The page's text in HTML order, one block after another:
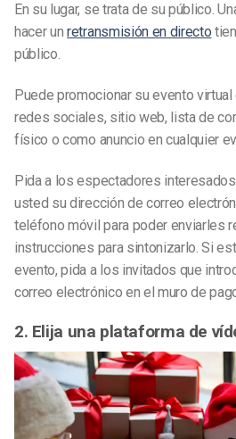
En su lugar, se trata de su público.
hacer unretransmisión en directo
público.
Puede promocionar su evento
redes sociales, sitio web, lista de
físico o como anuncio en cualquier
Pida a los espectadores
usted su dirección de correo
teléfono móvil para poder enviarles
instrucciones para sintonizarlo. Si
evento, pida a los invitados que
correo electrónico en el muro de
2. Elija una plataforma de